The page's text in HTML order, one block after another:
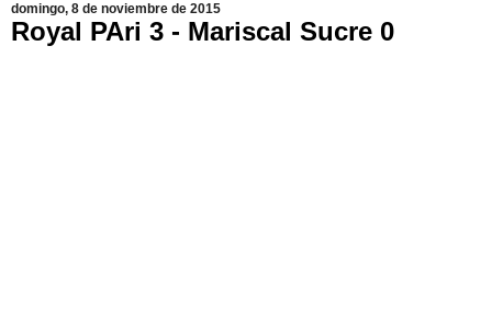
domingo, 8 de noviembre de 2015
Royal PAri 3 - Mariscal Sucre 0